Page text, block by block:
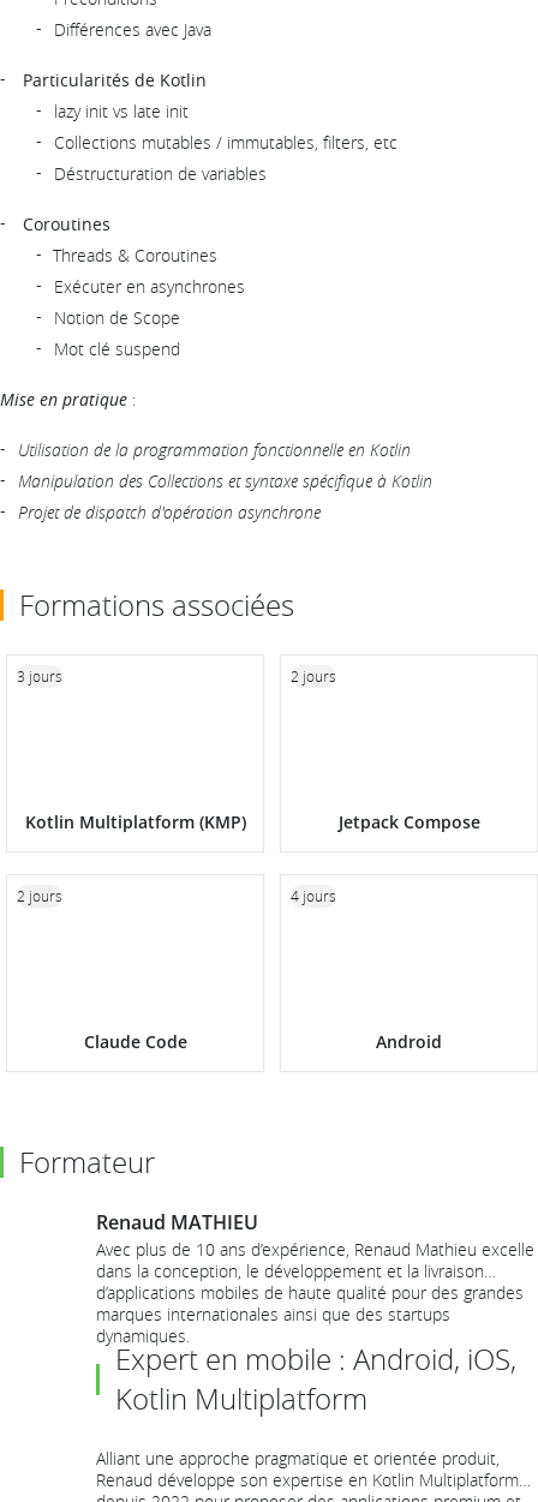
Différences avec Java
Particularités de Kotlin
lazy init vs late init
Collections mutables / immutables, filters, etc
Déstructuration de variables
Coroutines
Threads & Coroutines
Exécuter en asynchrones
Notion de Scope
Mot clé suspend
Mise en pratique :
Utilisation de la programmation fonctionnelle en Kotlin
Manipulation des Collections et syntaxe spécifique à Kotlin
Projet de dispatch d'opération asynchrone
Formations associées
Kotlin Multiplatform (KMP)
3 jours
Jetpack Compose
2 jours
Claude Code
2 jours
Android
4 jours
Formateur
Renaud MATHIEU
Avec plus de 10 ans d’expérience, Renaud Mathieu excelle
dans la conception, le développement et la livraison
d’applications mobiles de haute qualité pour des grandes
marques internationales ainsi que des startups
dynamiques.
Expert en mobile : Android, iOS,
Kotlin Multiplatform
Alliant une approche pragmatique et orientée produit,
Renaud développe son expertise en Kotlin Multiplatform